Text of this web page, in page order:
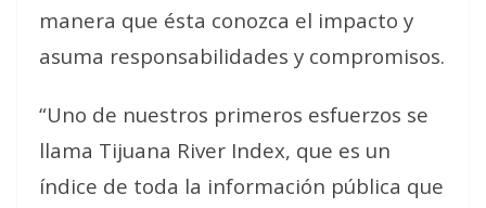
manera que ésta conozca el impacto y
asuma responsabilidades y compromisos.
“Uno de nuestros primeros esfuerzos se
llama Tijuana River Index, que es un
índice de toda la información pública que